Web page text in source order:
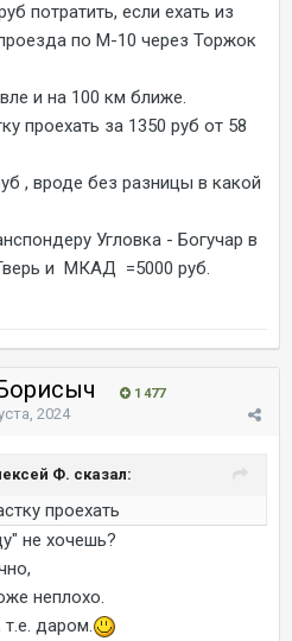
потратить, если ехать из
по М-10 через Торжок
и на 100 км ближе.
проехать за 1350 руб от 58
, вроде без разницы в какой
Угловка - Богучар в
и МКАД =5000 руб.
1 477
2024
Ф. сказал:
проехать
не хочешь?
неплохо.
т.е. даром.